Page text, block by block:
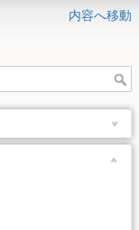
内容へ移動